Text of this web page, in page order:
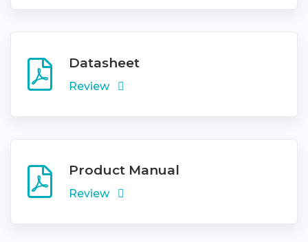
Datasheet
Review
Product Manual
Review